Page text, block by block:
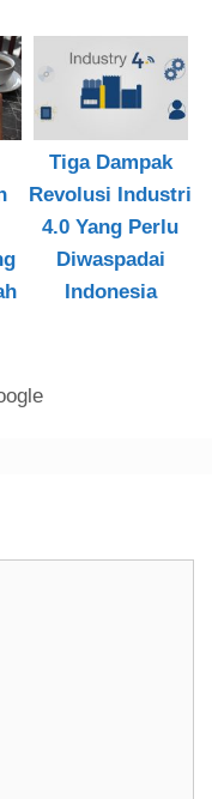
Tiga Dampak
Revolusi Industri
4.0 Yang Perlu
Diwaspadai
Indonesia